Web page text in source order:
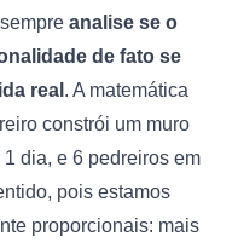
analise se o
de fato se
real . A matemática
constrói um muro
dia, e 6 pedreiros em
pois estamos
proporcionais: mais